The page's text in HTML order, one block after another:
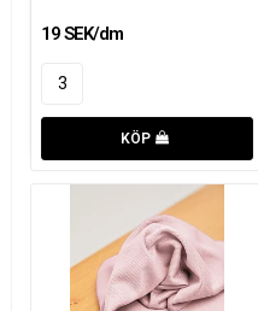
19 SEK/dm
KÖP